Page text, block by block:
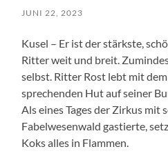
JUNI 22, 2023
Kusel – Er ist der stärkste,
Ritter weit und breit.
selbst. Ritter Rost lebt mit
sprechenden Hut auf seiner
Als eines Tages der Zirkus
Fabelwesenwald gastierte,
Koks alles in Flammen.